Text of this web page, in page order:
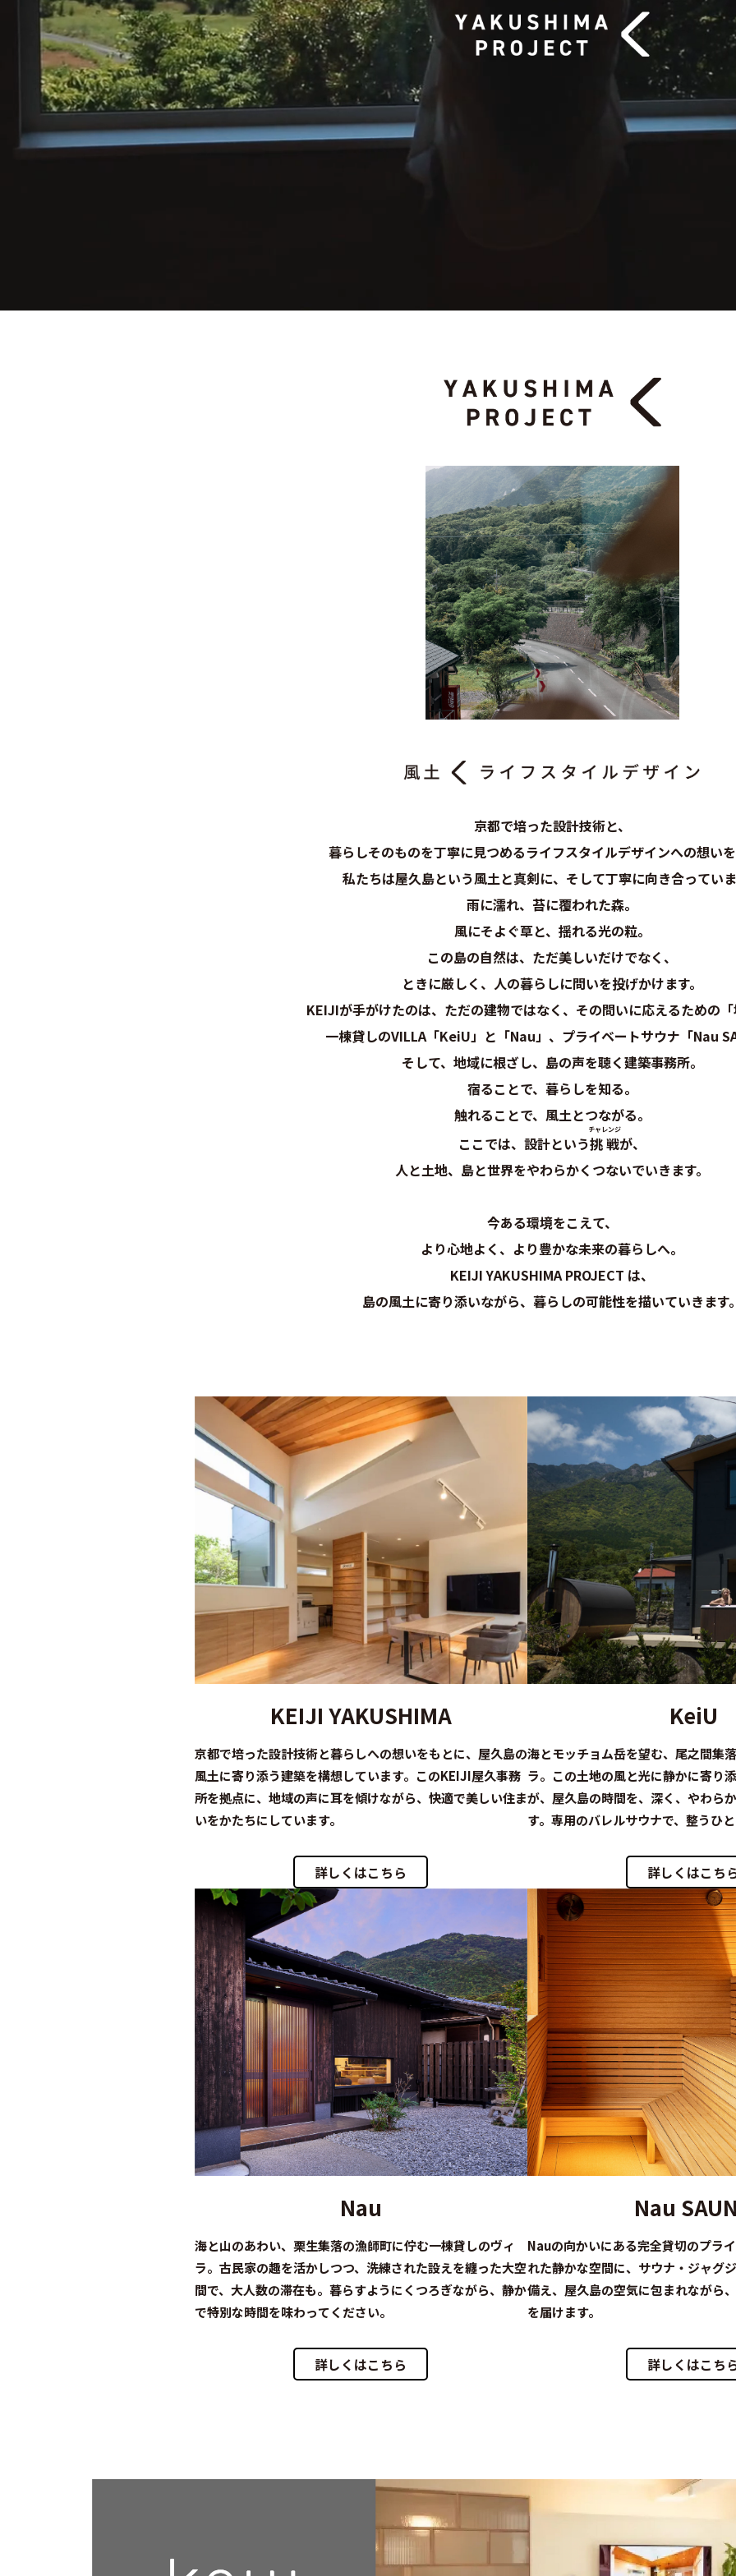
京都で培った設計技術と、
暮らしそのものを丁寧に見つめるライフスタイルデザインへの想い
私たちは屋久島という風土と真剣に、 そして丁寧に向き合ってい
雨に濡れ、苔に覆われた森。
風にそよぐ草と、揺れる光の粒。
この島の自然は、ただ美しいだけでなく、
ときに厳しく、人の暮らしに問いを投げかけます。
KEIJIが手がけたのは、ただの建物ではなく、 その問いに応えるための
一棟貸しのVILLA「KeiU」と「Nau」、 プライベートサウナ「Nau
そして、地域に根ざし、島の声を聴く建築事務所。
宿ることで、暮らしを知る。
触れることで、風土とつながる。
ここでは、設計という挑戦
チャレンジ
が、
人と土地、島と世界をやわらかくつないでいきます。
今ある環境をこえて、
より心地よく、より豊かな未来の暮らしへ。
KEIJI YAKUSHIMA PROJECT は、
島の風土に寄り添いながら、 暮らしの可能性を描いていきます
KEIJI YAKUSHIMA
京都で培った設計技術と暮らしへの想いをもとに、屋久島の
風土に寄り添う建築を構想しています。このKEIJI屋久事務
所を拠点に、地域の声に耳を傾けながら、快適で美しい住ま
いをかたちにしています。
詳しくはこちら
KeiU
海とモッチョム岳を望む、尾之間集
ラ。この土地の風と光に静かに寄り
が、屋久島の時間を、深く、やわら
す。専用のバレルサウナで、整うひ
詳しくはこち
Nau
海と山のあわい、栗生集落の漁師町に佇む一棟貸しのヴィ
ラ。古民家の趣を活かしつつ、洗練された設えを纏った大空
間で、大人数の滞在も。暮らすようにくつろぎながら、静か
で特別な時間を味わってください。
詳しくはこちら
Nau
Nauの向かいにある完全貸切のプラ
れた静かな空間に、サウナ・ジャグ
備え、屋久島の空気に包まれながら
を届けます。
詳しくはこち